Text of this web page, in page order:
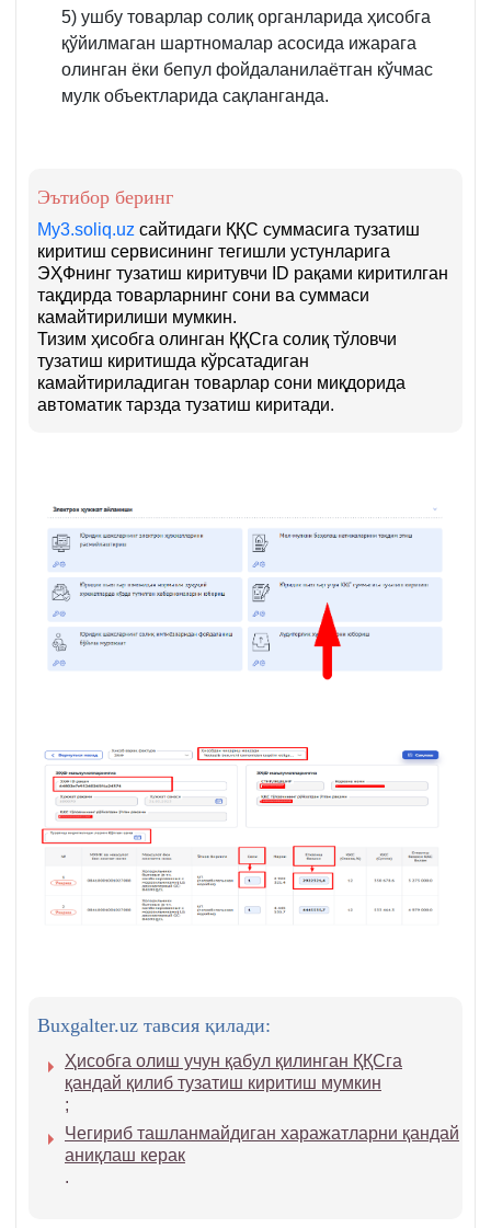
5) ушбу товарлар солиқ органларида ҳисобга
қўйилмаган шартномалар асосида ижарага
олинган ёки бепул фойдаланилаётган кўчмас
мулк объектларида сақланганда.
Эътибор беринг
My3.soliq.uz сайтидаги ҚҚС суммасига тузатиш
киритиш сервисининг тегишли устунларига
ЭҲФнинг тузатиш киритувчи ID рақами киритилган
тақдирда товарларнинг сони ва суммаси
камайтирилиши мумкин.
Тизим ҳисобга олинган ҚҚСга солиқ тўловчи
тузатиш киритишда кўрсатадиган
камайтириладиган товарлар сони миқдорида
автоматик тарзда тузатиш киритади.
Buxgalter.uz тавсия қилади:
Ҳисобга олиш учун қабул қилинган ҚҚСга
қандай қилиб тузатиш киритиш мумкин
;
Чегириб ташланмайдиган харажатларни қандай
аниқлаш керак
.